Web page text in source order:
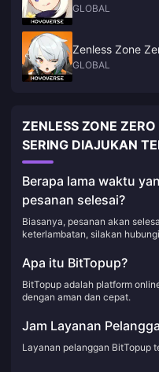
GLOBAL
Zenless Zone
GLOBAL
ZENLESS ZONE
SERING DIAJUKAN
Berapa lama waktu
pesanan selesai?
Biasanya, pesanan akan
keterlambatan, silakan
Apa itu BitTopup?
BitTopup adalah platform
dengan aman dan cepat.
Jam Layanan
Layanan pelanggan BitTopup